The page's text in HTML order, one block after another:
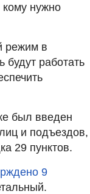
кому нужно
режим в
будут работать
был введен
и подъездов,
29 пунктов.
9